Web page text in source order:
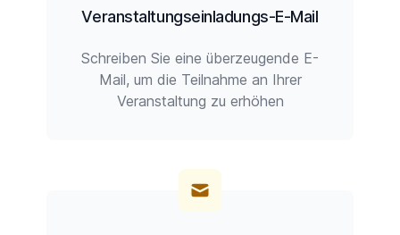
Veranstaltungseinladungs-E-Mail
Schreiben Sie eine überzeugende E-
Mail, um die Teilnahme an Ihrer
Veranstaltung zu erhöhen